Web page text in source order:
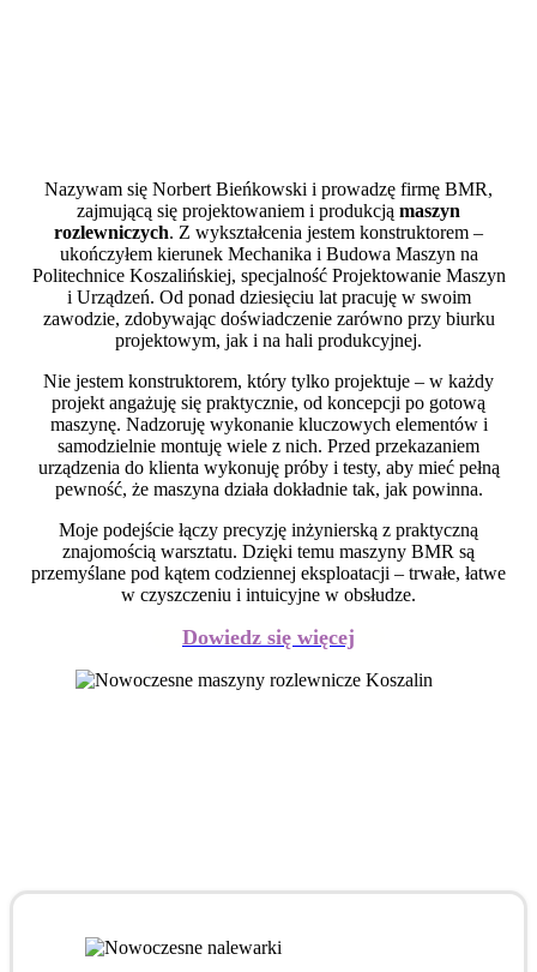
Nazywam się Norbert Bieńkowski i prowadzę firmę BMR,
zajmującą się projektowaniem i produkcją maszyn
rozlewniczych. Z wykształcenia jestem konstruktorem –
ukończyłem kierunek Mechanika i Budowa Maszyn na
Politechnice Koszalińskiej, specjalność Projektowanie Maszyn
i Urządzeń. Od ponad dziesięciu lat pracuję w swoim
zawodzie, zdobywając doświadczenie zarówno przy biurku
projektowym, jak i na hali produkcyjnej.
Nie jestem konstruktorem, który tylko projektuje – w każdy
projekt angażuję się praktycznie, od koncepcji po gotową
maszynę. Nadzoruję wykonanie kluczowych elementów i
samodzielnie montuję wiele z nich. Przed przekazaniem
urządzenia do klienta wykonuję próby i testy, aby mieć pełną
pewność, że maszyna działa dokładnie tak, jak powinna.
Moje podejście łączy precyzję inżynierską z praktyczną
znajomością warsztatu. Dzięki temu maszyny BMR są
przemyślane pod kątem codziennej eksploatacji – trwałe, łatwe
w czyszczeniu i intuicyjne w obsłudze.
Dowiedz się więcej